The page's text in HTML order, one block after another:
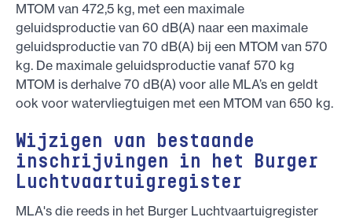
MTOM van 472,5 kg, met een maximale
geluidsproductie van 60 dB(A) naar een maximale
geluidsproductie van 70 dB(A) bij een MTOM van 570
kg. De maximale geluidsproductie vanaf 570 kg
MTOM is derhalve 70 dB(A) voor alle MLA’s en geldt
ook voor watervliegtuigen met een MTOM van 650 kg.
Wijzigen van bestaande
inschrijvingen in het Burger
Luchtvaartuigregister
MLA's die reeds in het Burger Luchtvaartuigregister